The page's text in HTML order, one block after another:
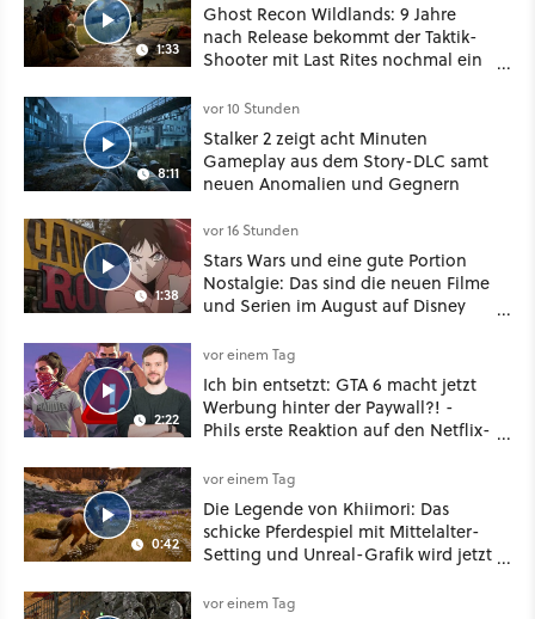
1:33
Ghost Recon Wildlands: 9 Jahre
nach Release bekommt der Taktik-
Shooter mit Last Rites nochmal ein
8:11
vor 10 Stunden
Stalker 2 zeigt acht Minuten
Gameplay aus dem Story-DLC samt
neuen Anomalien und Gegnern
1:38
vor 16 Stunden
Stars Wars und eine gute Portion
Nostalgie: Das sind die neuen Filme
und Serien im August auf Disney
2:22
vor einem Tag
Ich bin entsetzt: GTA 6 macht jetzt
Werbung hinter der Paywall?! -
Phils erste Reaktion auf den Netflix-
0:42
vor einem Tag
Die Legende von Khiimori: Das
schicke Pferdespiel mit Mittelalter-
Setting und Unreal-Grafik wird jetzt
vor einem Tag